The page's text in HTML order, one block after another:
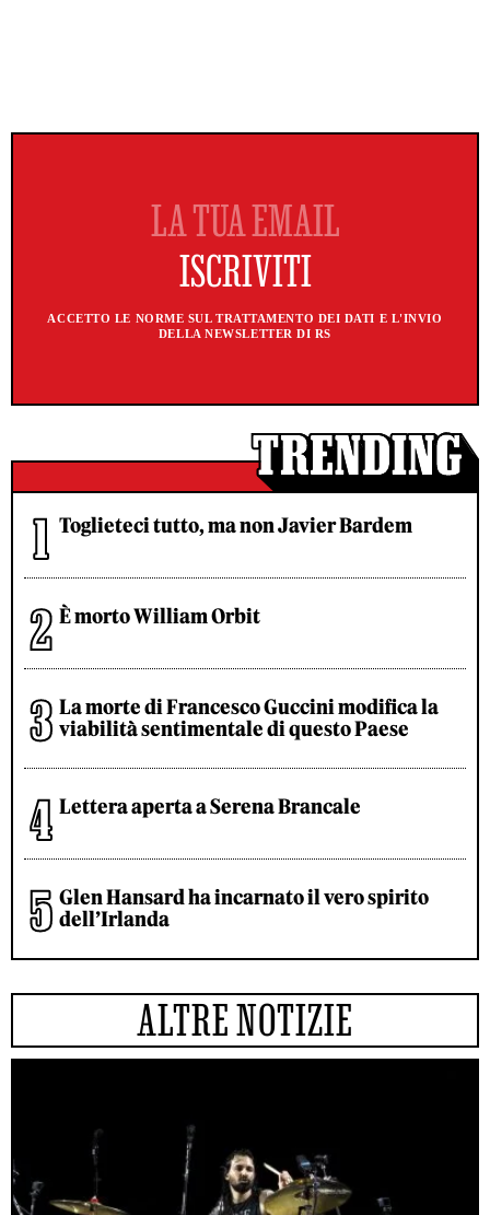
ACCETTO LE NORME SUL TRATTAMENTO DEI DATI E L'INVIO
DELLA NEWSLETTER DI RS
Toglieteci tutto, ma non Javier Bardem
È morto William Orbit
La morte di Francesco Guccini modifica la
viabilità sentimentale di questo Paese
Lettera aperta a Serena Brancale
Glen Hansard ha incarnato il vero spirito
dell’Irlanda
ALTRE NOTIZIE